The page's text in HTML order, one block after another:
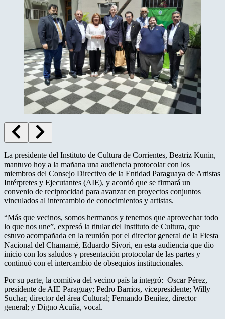
La presidente del Instituto de Cultura de Corrientes, Beatriz Kunin,
mantuvo hoy a la mañana una audiencia protocolar con los
miembros del Consejo Directivo de la Entidad Paraguaya de Artistas
Intérpretes y Ejecutantes (AIE), y acordó que se firmará un
convenio de reciprocidad para avanzar en proyectos conjuntos
vinculados al intercambio de conocimientos y artistas.
“Más que vecinos, somos hermanos y tenemos que aprovechar todo
lo que nos une”, expresó la titular del Instituto de Cultura, que
estuvo acompañada en la reunión por el director general de la Fiesta
Nacional del Chamamé, Eduardo Sívori, en esta audiencia que dio
inicio con los saludos y presentación protocolar de las partes y
continuó con el intercambio de obsequios institucionales.
Por su parte, la comitiva del vecino país la integró: Oscar Pérez,
presidente de AIE Paraguay; Pedro Barrios, vicepresidente; Willy
Suchar, director del área Cultural; Fernando Benítez, director
general; y Digno Acuña, vocal.